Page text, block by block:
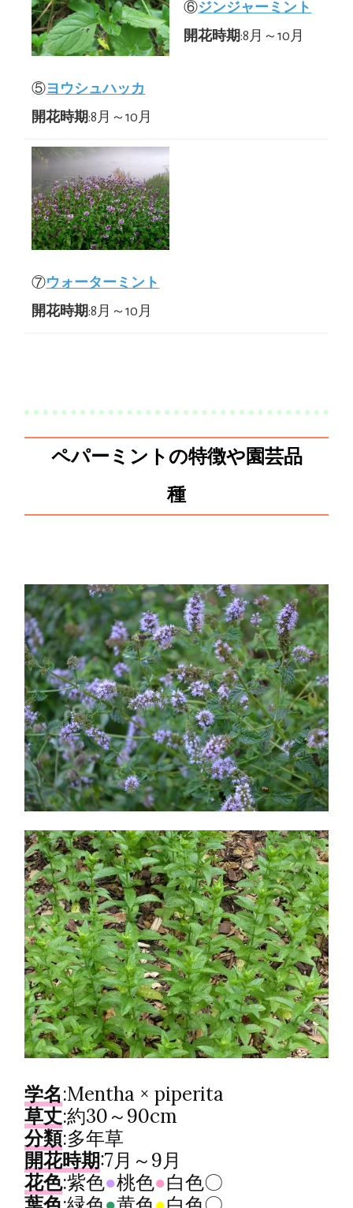
⑤ヨウシュハッカ
開花時期:8月～10月
⑥ジンジャーミント
開花時期:8月～10月
⑦ウォーターミント
開花時期:8月～10月
ペパーミントの特徴や園芸品
種
学名:Mentha × piperita
草丈:約30～90cm
分類:多年草
開花時期:7月～9月
花色:紫色●桃色●白色〇